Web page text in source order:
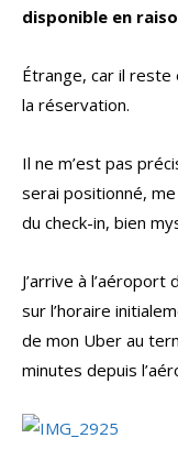
disponible en
Étrange, car il reste
la réservation.
Il ne m’est pas
serai positionné,
du check-in, bien
J’arrive à
sur l’horaire
de mon Uber au
minutes depuis